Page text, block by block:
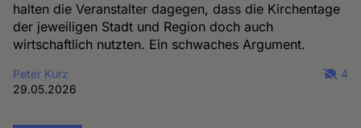
halten die Veranstalter dagegen, dass die Kirchentage
der jeweiligen Stadt und Region doch auch
wirtschaftlich nutzten. Ein schwaches Argument.
Peter Kurz
29.05.2026
4